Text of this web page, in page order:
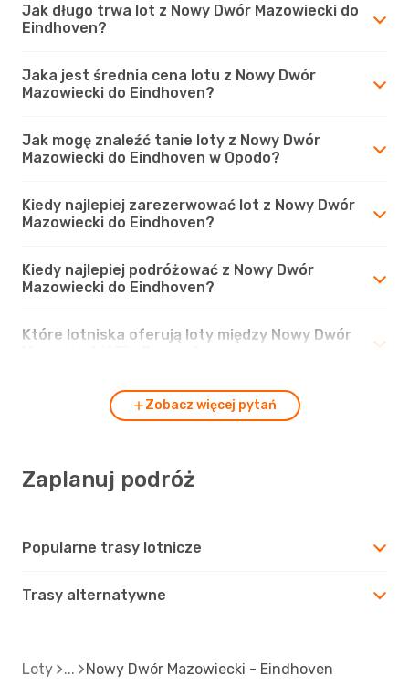
Jak długo trwa lot z Nowy Dwór Mazowiecki do
Eindhoven?
Jaka jest średnia cena lotu z Nowy Dwór
Mazowiecki do Eindhoven?
Jak mogę znaleźć tanie loty z Nowy Dwór
Mazowiecki do Eindhoven w Opodo?
Kiedy najlepiej zarezerwować lot z Nowy Dwór
Mazowiecki do Eindhoven?
Kiedy najlepiej podróżować z Nowy Dwór
Mazowiecki do Eindhoven?
Które lotniska oferują loty między Nowy Dwór
Zobacz więcej pytań
Zaplanuj podróż
Popularne trasy lotnicze
Trasy alternatywne
Loty Nowy Dwór Mazowiecki - Eindhoven